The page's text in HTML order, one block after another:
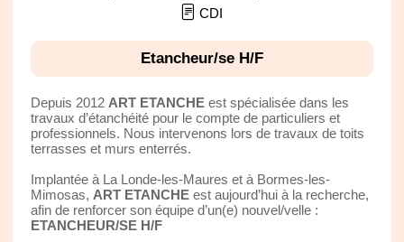
CDI
Etancheur/se H/F
Depuis 2012 ART ETANCHEest spécialisée dans les
travaux d’étanchéité pour le compte de particuliers et
professionnels. Nous intervenons lors de travaux de toits
terrasses et murs enterrés.
Implantée à La Londe-les-Maures et à Bormes-les-
Mimosas, ART ETANCHEest aujourd’hui à la recherche,
afin de renforcer son équipe d’un(e) nouvel/velle :
ETANCHEUR/SE H/F